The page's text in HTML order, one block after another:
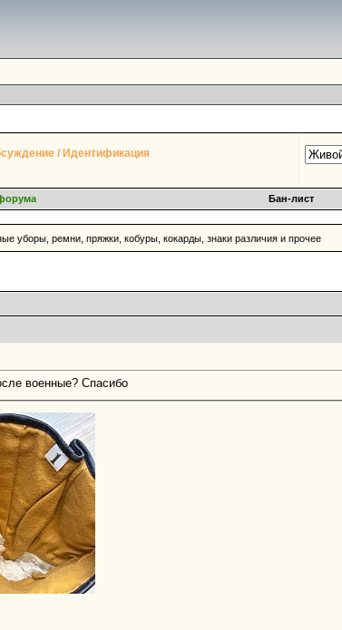
/ Идентификация
Бан-лист
уборы, ремни, пряжки, кобуры, кокарды, знаки различия и прочее
военные? Спасибо